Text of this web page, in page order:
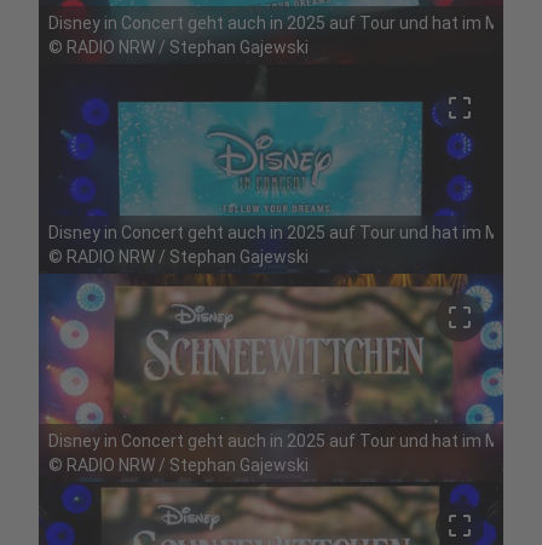
Disney in Concert geht auch in 2025 auf Tour und hat im Mai
© RADIO NRW / Stephan Gajewski
crop_free
Disney in Concert geht auch in 2025 auf Tour und hat im Mai
© RADIO NRW / Stephan Gajewski
crop_free
Disney in Concert geht auch in 2025 auf Tour und hat im Mai
© RADIO NRW / Stephan Gajewski
crop_free